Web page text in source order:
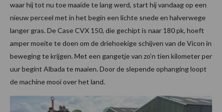
waar hij tot nu toe maaide te lang werd, start hij vandaag op een
nieuw perceel met in het begin een lichte snede en halverwege
langer gras. De Case CVX 150, die gechipt is naar 180 pk, hoeft
amper moeite te doen om de driehoekige schijven van de Vicon in
beweging te krijgen. Met een gangetje van zo’n tien kilometer per
uur begint Albada te maaien. Door de slepende ophanging loopt
de machine mooi over het land.